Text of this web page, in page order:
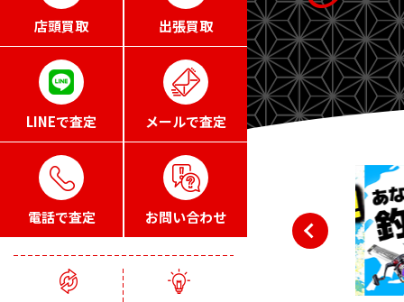
店頭買取 出張買取
LINEで査定 メールで査定
電話で査定 お問い合わせ